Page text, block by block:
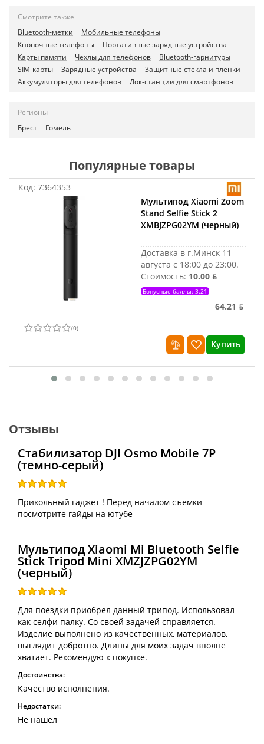
Смотрите также
Bluetooth-метки
Мобильные телефоны
Кнопочные телефоны
Портативные зарядные устройства
Карты памяти
Чехлы для телефонов
Bluetooth-гарнитуры
SIM-карты
Зарядные устройства
Защитные стекла и пленки
Аккумуляторы для телефонов
Док-станции для смартфонов
Регионы
Брест
Гомель
Популярные товары
Код: 7364353
Мультипод Xiaomi Zoom
Stand Selfie Stick 2
XMBJZPG02YM (черный)
Доставка в г.Минск 11
августа с 18:00 до 23:00.
Стоимость: 10.00 ƃ
Бонусные баллы: 3.21
64.21 ƃ
(0)
Купить
Отзывы
Стабилизатор DJI Osmo Mobile 7P
(темно-серый)
Прикольный гаджет ! Перед началом съемки
посмотрите гайды на ютубе
Мультипод Xiaomi Mi Bluetooth Selfie
Stick Tripod Mini XMZJZPG02YM
(черный)
Для поездки приобрел данный трипод. Использовал
как селфи палку. Со своей задачей справляется.
Изделие выполнено из качественных, материалов,
выглядит добротно. Длины для моих задач вполне
хватает. Рекомендую к покупке.
Достоинства:
Качество исполнения.
Недостатки:
Не нашел